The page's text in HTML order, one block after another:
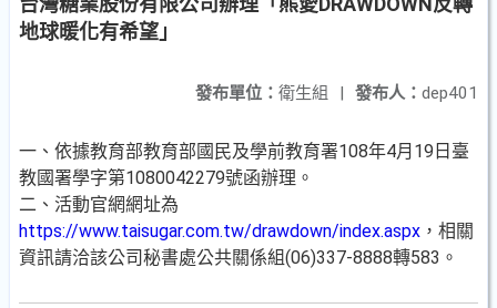
地球暖化有希望」
發布人： dep401
發布單位： 衛生組 |
一、依據教育部教育部國民及學前教育署108年4月19日臺
教國署學字第1080042279號函辦理。
二、活動官網網址為
https://www.taisugar.com.tw/drawdown/index.aspx ，相關
資訊請洽該公司秘書處公共關係組(06)337-8888轉583。